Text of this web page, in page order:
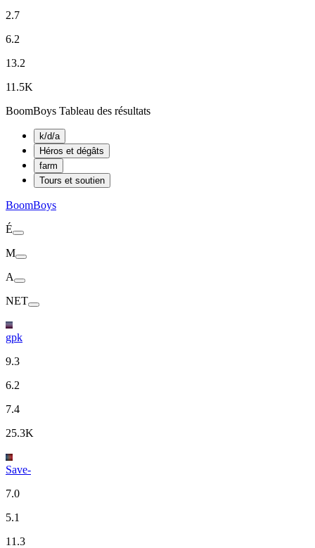
2.7
6.2
13.2
11.5K
BoomBoys Tableau des résultats
k/d/a
Héros et dégâts
farm
Tours et soutien
BoomBoys
É
M
A
NET
gpk
9.3
6.2
7.4
25.3K
Save-
7.0
5.1
11.3